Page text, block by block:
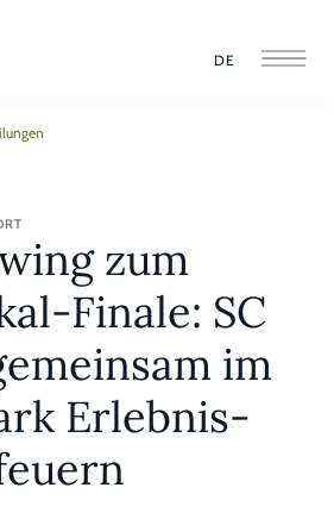
DE
zum
Finale: SC
im
Erlebnis-